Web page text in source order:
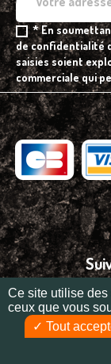
* En
de confidentialité
saisies soient
commerciale qui
Réalisation
Ce site utilise
ceux que vous
Tout